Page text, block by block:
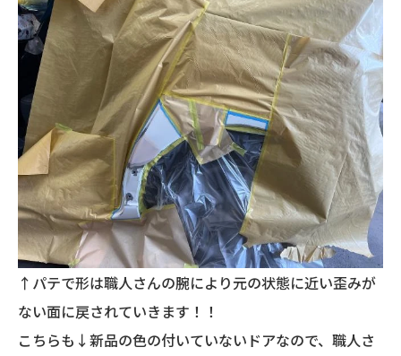
↑パテで形は職人さんの腕により元の状態に近い歪みが
ない面に戻されていきます！！
こちらも↓新品の色の付いていないドアなので、職人さ